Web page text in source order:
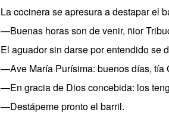
La cocinera se apresura a destapar el
—Buenas horas son de venir, ñior
El aguador sin darse por entendido se
—Ave María Purísima: buenos días, tía
—En gracia de Dios concebida: los
—Destápeme pronto el barril.